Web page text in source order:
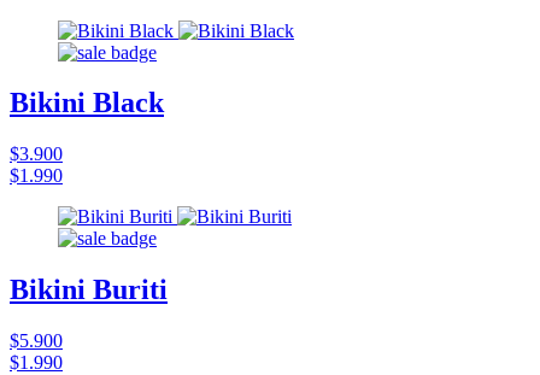
Bikini Black
$3.900
$1.990
Bikini Buriti
$5.900
$1.990